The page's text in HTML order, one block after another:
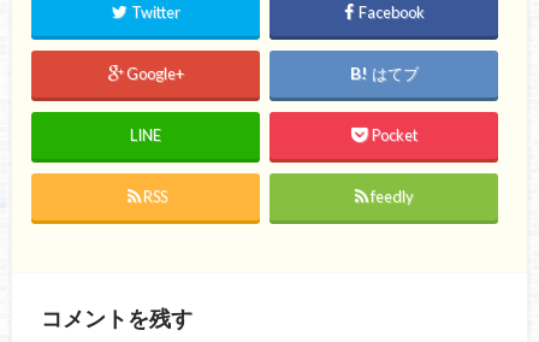
Twitter Facebook
Google+ はてブ
LINE Pocket
RSS feedly
コメントを残す